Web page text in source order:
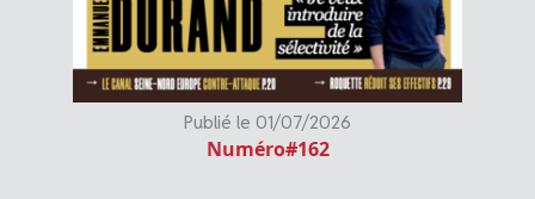
Publié le 01/07/2026
Numéro#162